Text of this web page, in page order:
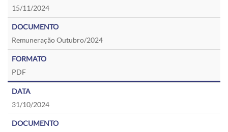
15/11/2024
Remuneração Outubro/2024
PDF
31/10/2024